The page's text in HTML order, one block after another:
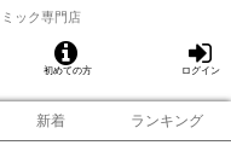
ック専門店
初めての方 ログイン
新着 ランキング